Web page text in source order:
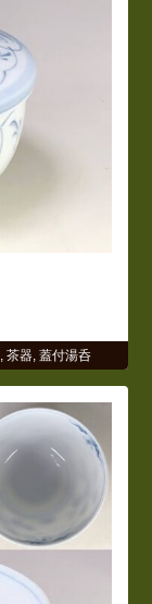
,茶器 ,蓋付湯呑